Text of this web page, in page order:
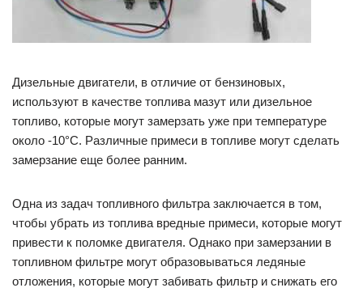
Дизельные двигатели, в отличие от бензиновых,
используют в качестве топлива мазут или дизельное
топливо, которые могут замерзать уже при температуре
около -10°C. Различные примеси в топливе могут сделать
замерзание еще более ранним.
Одна из задач топливного фильтра заключается в том,
чтобы убрать из топлива вредные примеси, которые могут
привести к поломке двигателя. Однако при замерзании в
топливном фильтре могут образовываться ледяные
отложения, которые могут забивать фильтр и снижать его